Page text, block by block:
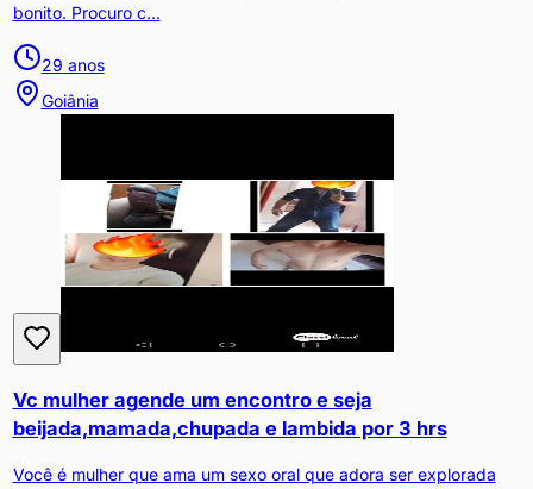
bonito. Procuro c...
29 anos
Goiânia
Vc mulher agende um encontro e seja
beijada,mamada,chupada e lambida por 3 hrs
Você é mulher que ama um sexo oral que adora ser explorada